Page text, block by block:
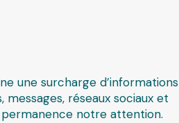
une surcharge d’informations
réseaux sociaux et
notre attention.